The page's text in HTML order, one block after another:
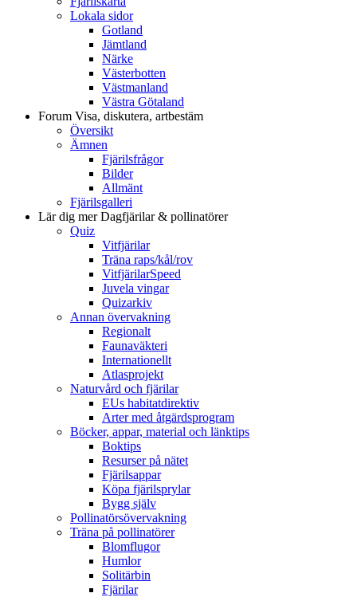
Lokala sidor
Gotland
Jämtland
Närke
Västerbotten
Västmanland
Västra Götaland
Forum Visa, diskutera, artbestäm
Översikt
Ämnen
Fjärilsfrågor
Bilder
Allmänt
Fjärilsgalleri
Lär dig merDagfjärilar & pollinatörer
Quiz
Vitfjärilar
Träna raps/kål/rov
VitfjärilarSpeed
Juvela vingar
Quizarkiv
Annan övervakning
Regionalt
Faunaväkteri
Internationellt
Atlasprojekt
Naturvård och fjärilar
EUs habitatdirektiv
Arter med åtgärdsprogram
Böcker, appar, material och länktips
Boktips
Resurser på nätet
Fjärilsappar
Köpa fjärilsprylar
Bygg själv
Pollinatörsövervakning
Träna på pollinatörer
Blomflugor
Humlor
Solitärbin
Fjärilar